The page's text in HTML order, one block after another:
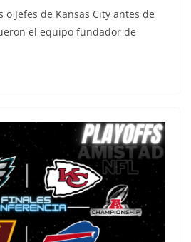
o Jefes de Kansas City antes de
el equipo fundador de